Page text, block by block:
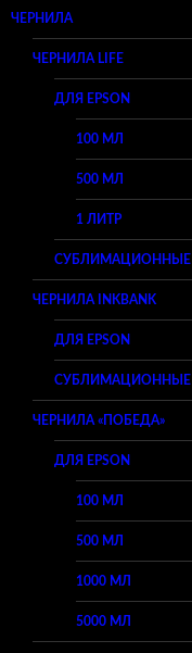
ЧЕРНИЛА
ЧЕРНИЛА LIFE
ДЛЯ EPSON
100 МЛ
500 МЛ
1 ЛИТР
СУБЛИМАЦИОННЫЕ
ЧЕРНИЛА INKBANK
ДЛЯ EPSON
СУБЛИМАЦИОННЫЕ
ЧЕРНИЛА «ПОБЕДА»
ДЛЯ EPSON
100 МЛ
500 МЛ
1000 МЛ
5000 МЛ